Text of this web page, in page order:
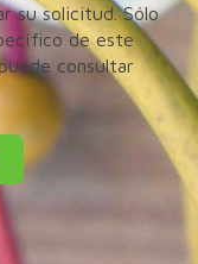
su solicitud. Sólo
de este
consultar